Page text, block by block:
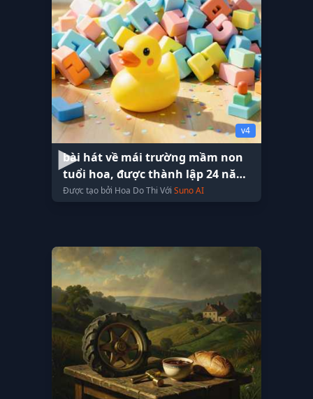
v4
bài hát về mái trường mầm non
tuổi hoa, được thành lập 24 năm
với 59 con người
Được tạo bởi Hoa Do Thi Với Suno AI